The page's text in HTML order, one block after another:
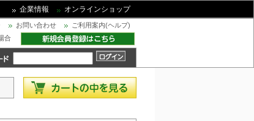
企業情報 オンラインショップ
お問い合わせ
ご利用案内(ヘルプ)
合